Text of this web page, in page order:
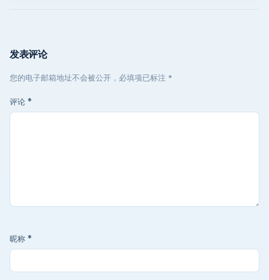
发表评论
您的电子邮箱地址不会被公开，必填项已标注 *
评论 *
昵称 *